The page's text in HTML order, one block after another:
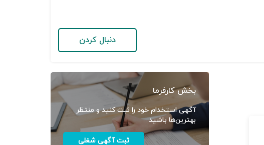
دنبال کردن
بخش کارفرما
آگهی استخدام خود را ثبت کنید و منتظر
بهترین‌ها باشید
ثبت آگهی شغلی